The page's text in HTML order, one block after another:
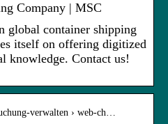
Company | MSC
global container shipping
itself on offering digitized
knowledge. Contact us!
verwalten › web-ch…